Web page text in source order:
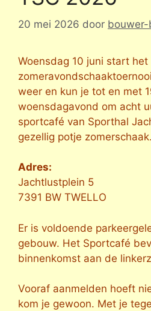
20 mei 2026 door
Woensdag 10 juni start het
weer en kun je tot en met
woensdagavond om acht
sportcafé van Sporthal
gezellig potje zomerschaak.
Adres:
Jachtlustplein 5
7391 BW TWELLO
Er is voldoende
gebouw. Het Sportcafé
binnenkomst aan de
Vooraf aanmelden hoeft
kom je gewoon. Met je